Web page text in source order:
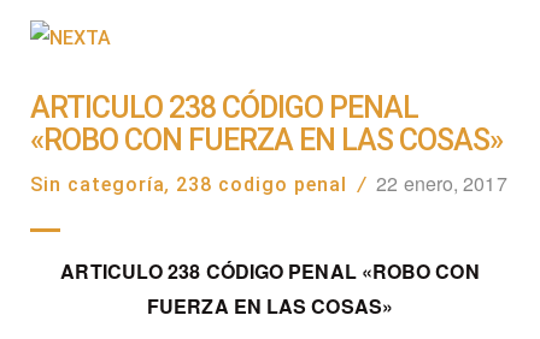
ARTICULO 238 CÓDIGO PENAL
«ROBO CON FUERZA EN LAS COSAS»
Sin categoría, 238 codigo penal / 22 enero, 2017
ARTICULO 238 CÓDIGO PENAL «ROBO CON
FUERZA EN LAS COSAS»